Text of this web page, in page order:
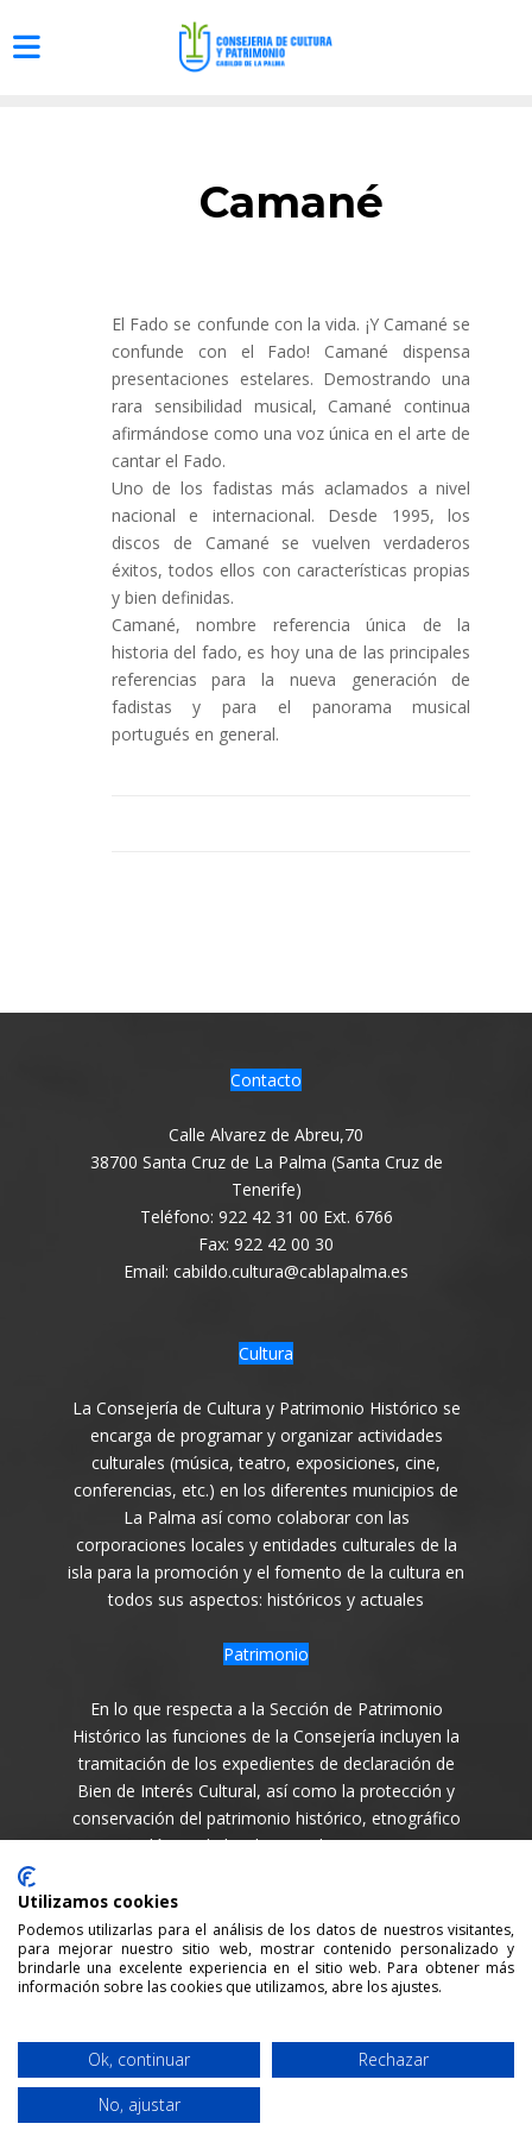
Camané
El Fado se confunde con la vida. ¡Y Camané se
confunde con el Fado! Camané dispensa
presentaciones estelares. Demostrando una
rara sensibilidad musical, Camané continua
afirmándose como una voz única en el arte de
cantar el Fado.
Uno de los fadistas más aclamados a nivel
nacional e internacional. Desde 1995, los
discos de Camané se vuelven verdaderos
éxitos, todos ellos con características propias
y bien definidas.
Camané, nombre referencia única de la
historia del fado, es hoy una de las principales
referencias para la nueva generación de
fadistas y para el panorama musical
portugués en general.
Contacto
Calle Alvarez de Abreu,70
38700 Santa Cruz de La Palma (Santa Cruz de
Tenerife)
Teléfono: 922 42 31 00 Ext. 6766
Fax: 922 42 00 30
Email: cabildo.cultura@cablapalma.es
Cultura
La Consejería de Cultura y Patrimonio Histórico se
encarga de programar y organizar actividades
culturales (música, teatro, exposiciones, cine,
conferencias, etc.) en los diferentes municipios de
La Palma así como colaborar con las
corporaciones locales y entidades culturales de la
isla para la promoción y el fomento de la cultura en
todos sus aspectos: históricos y actuales
Patrimonio
En lo que respecta a la Sección de Patrimonio
Histórico las funciones de la Consejería incluyen la
tramitación de los expedientes de declaración de
Bien de Interés Cultural, así como la protección y
conservación del patrimonio histórico, etnográfico
y arqueológico de la Isla en todas sus variantes.
Consejería de Cultura y Patrimonio del Cabildo Insular
de La Palma / 2021 /Aviso legal/Política de Privacidad
/Política cookies
Utilizamos cookies
Podemos utilizarlas para el análisis de los datos de nuestros visitantes,
para mejorar nuestro sitio web, mostrar contenido personalizado y
brindarle una excelente experiencia en el sitio web. Para obtener más
información sobre las cookies que utilizamos, abre los ajustes.
Ok, continuar
Rechazar
No, ajustar